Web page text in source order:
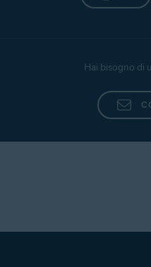
Hai bisogno di